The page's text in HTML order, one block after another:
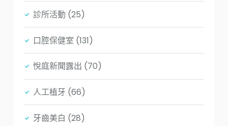
診所活動 (25)
口腔保健室 (131)
悅庭新聞露出 (70)
人工植牙 (66)
牙齒美白 (28)